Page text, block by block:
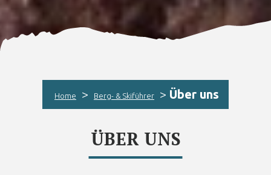
Home > Berg- & Skiführer > Über uns
ÜBER UNS